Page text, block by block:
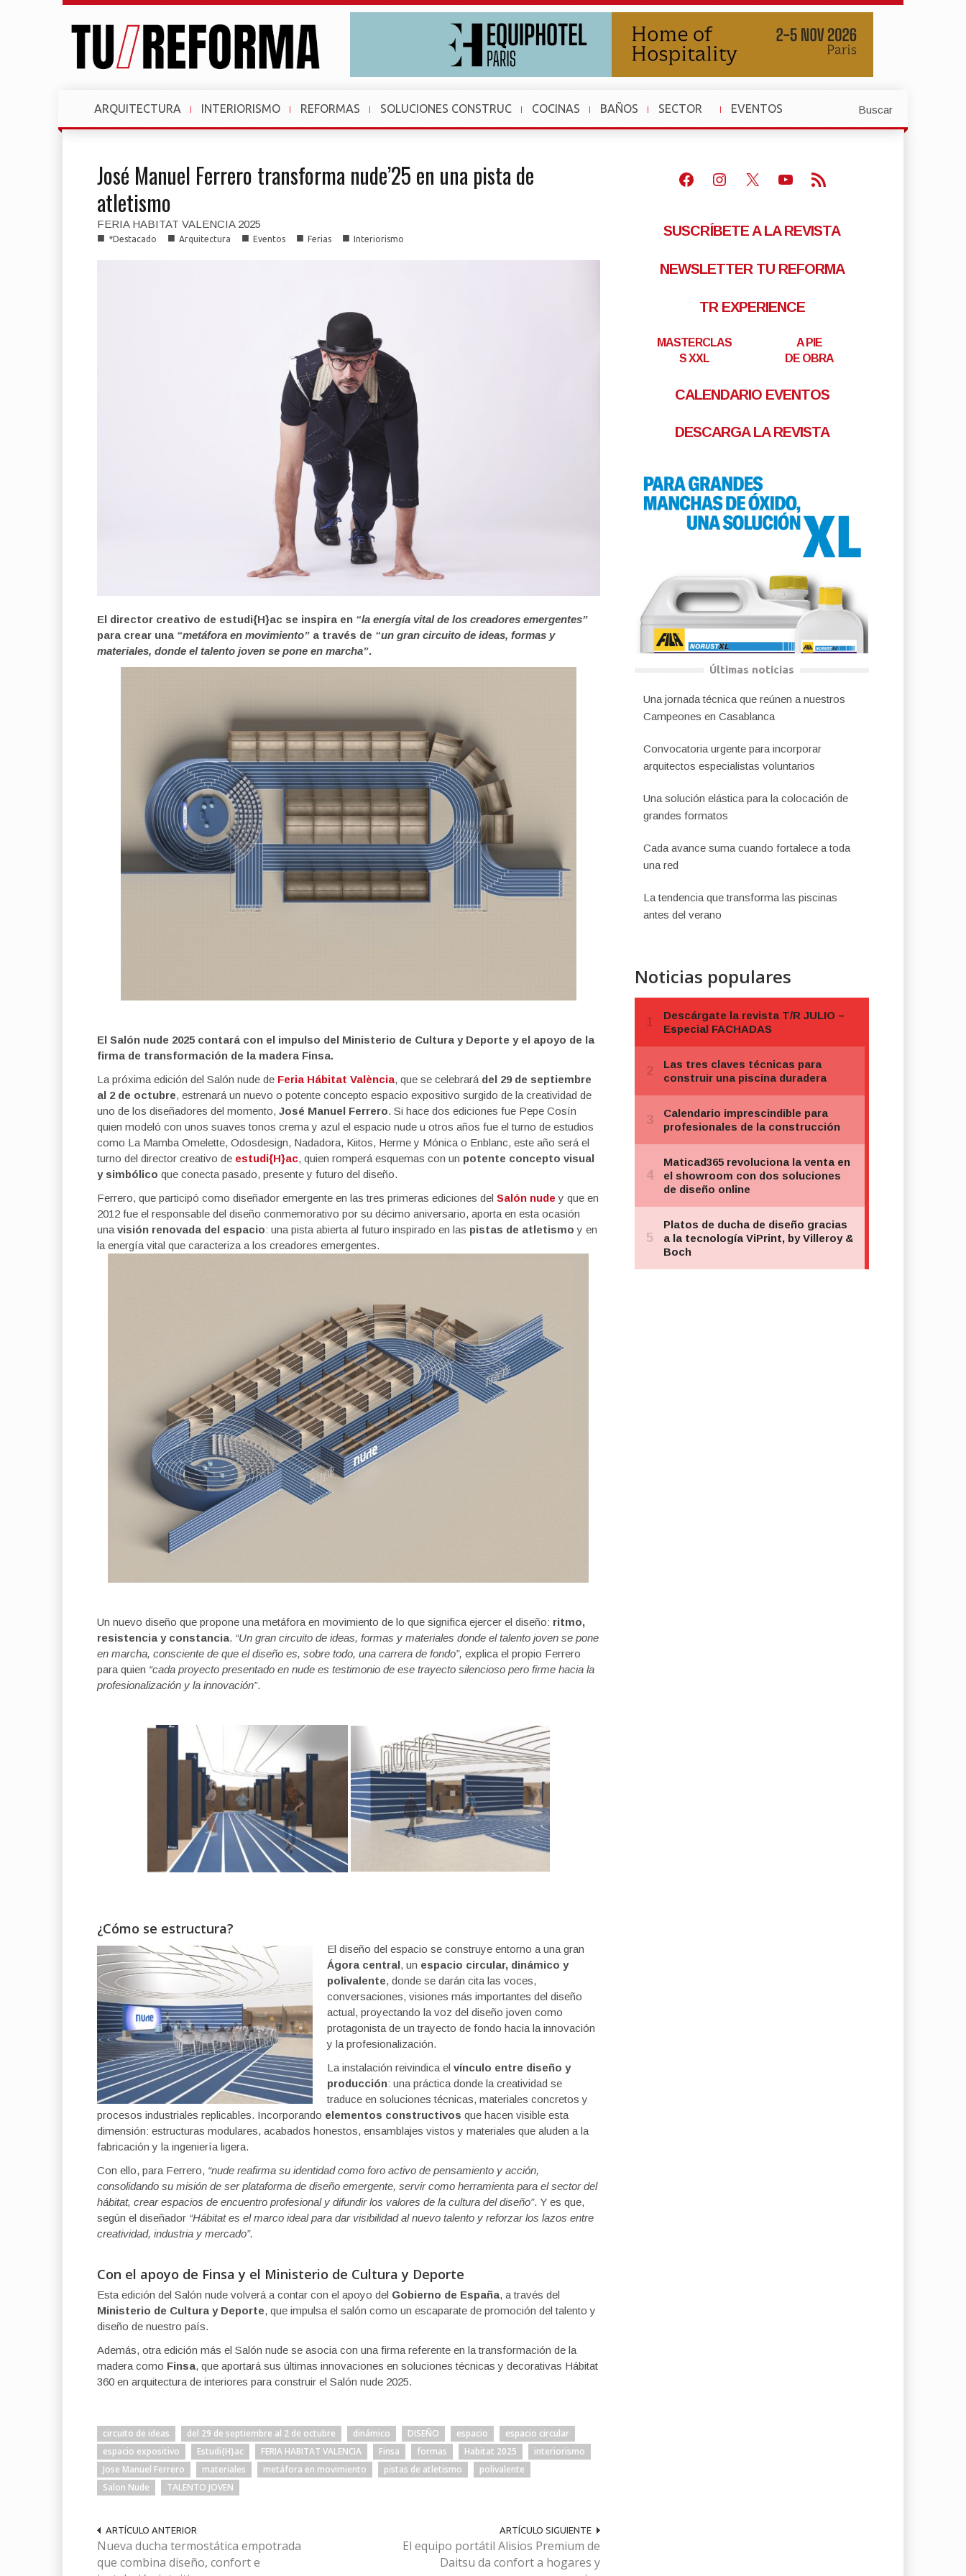
ARQUITECTURA INTERIORISMO REFORMAS SOLUCIONES CONSTRUC COCINAS BAÑOS
SECTOR
»
EVENTOS
»
Buscar
José Manuel Ferrero transforma nude’25 en una pista de
atletismo
FERIA HABITAT VALENCIA 2025
■ *Destacado ■ Arquitectura ■ Eventos ■ Ferias ■ Interiorismo
El director creativo de estudi{H}ac se inspira en “la energía vital de los creadores emergentes”
para crear una “metáfora en movimiento” a través de “un gran circuito de ideas, formas y
materiales, donde el talento joven se pone en marcha”.
El Salón nude 2025 contará con el impulso del Ministerio de Cultura y Deporte y el apoyo de la
firma de transformación de la madera Finsa.
La próxima edición del Salón nude de Feria Hábitat València, que se celebrará del 29 de septiembre
al 2 de octubre, estrenará un nuevo o potente concepto espacio expositivo surgido de la creatividad de
uno de los diseñadores del momento, José Manuel Ferrero. Si hace dos ediciones fue Pepe Cosín
quien modeló con unos suaves tonos crema y azul el espacio nude u otros años fue el turno de estudios
como La Mamba Omelette, Odosdesign, Nadadora, Kiitos, Herme y Mónica o Enblanc, este año será el
turno del director creativo de estudi{H}ac, quien romperá esquemas con un potente concepto visual
y simbólico que conecta pasado, presente y futuro del diseño.
Ferrero, que participó como diseñador emergente en las tres primeras ediciones del Salón nude y que en
2012 fue el responsable del diseño conmemorativo por su décimo aniversario, aporta en esta ocasión
una visión renovada del espacio: una pista abierta al futuro inspirado en las pistas de atletismo y en
la energía vital que caracteriza a los creadores emergentes.
Un nuevo diseño que propone una metáfora en movimiento de lo que significa ejercer el diseño: ritmo,
resistencia y constancia. “Un gran circuito de ideas, formas y materiales donde el talento joven se pone
en marcha, consciente de que el diseño es, sobre todo, una carrera de fondo”, explica el propio Ferrero
para quien “cada proyecto presentado en nude es testimonio de ese trayecto silencioso pero firme hacia la
profesionalización y la innovación”.
¿Cómo se estructura?
El diseño del espacio se construye entorno a una gran
Ágora central, un espacio circular, dinámico y
polivalente, donde se darán cita las voces,
conversaciones, visiones más importantes del diseño
actual, proyectando la voz del diseño joven como
protagonista de un trayecto de fondo hacia la innovación
y la profesionalización.
La instalación reivindica el vínculo entre diseño y
producción: una práctica donde la creatividad se
traduce en soluciones técnicas, materiales concretos y
procesos industriales replicables. Incorporando elementos constructivos que hacen visible esta
dimensión: estructuras modulares, acabados honestos, ensamblajes vistos y materiales que aluden a la
fabricación y la ingeniería ligera.
Con ello, para Ferrero, “nude reafirma su identidad como foro activo de pensamiento y acción,
consolidando su misión de ser plataforma de diseño emergente, servir como herramienta para el sector del
hábitat, crear espacios de encuentro profesional y difundir los valores de la cultura del diseño”. Y es que,
según el diseñador “Hábitat es el marco ideal para dar visibilidad al nuevo talento y reforzar los lazos entre
creatividad, industria y mercado”.
Con el apoyo de Finsa y el Ministerio de Cultura y Deporte
Esta edición del Salón nude volverá a contar con el apoyo del Gobierno de España, a través del
Ministerio de Cultura y Deporte, que impulsa el salón como un escaparate de promoción del talento y
diseño de nuestro país.
Además, otra edición más el Salón nude se asocia con una firma referente en la transformación de la
madera como Finsa, que aportará sus últimas innovaciones en soluciones técnicas y decorativas Hábitat
360 en arquitectura de interiores para construir el Salón nude 2025.
circuito de ideas del 29 de septiembre al 2 de octubre dinámico DISEÑO espacio
espacio circular
espacio expositivo
Estudi{H}ac FERIA HABITAT VALENCIA Finsa formas Habitat 2025
interiorismo
Jose Manuel Ferrero
materiales metáfora en movimiento pistas de atletismo
polivalente
Salon Nude
TALENTO JOVEN
ARTÍCULO ANTERIOR
Nueva ducha termostática empotrada
que combina diseño, confort e
ARTÍCULO SIGUIENTE
El equipo portátil Alisios Premium de
Daitsu da confort a hogares y
Facebook
Instagram
X Youtube
Feed RSS
SUSCRÍBETE A LA REVISTA
NEWSLETTER TU REFORMA
TR EXPERIENCE
MASTERCLAS
S XXL
A PIE
DE OBRA
CALENDARIO EVENTOS
DESCARGA LA REVISTA
Últimas noticias
Una jornada técnica que reúnen a nuestros
Campeones en Casablanca
Convocatoria urgente para incorporar
arquitectos especialistas voluntarios
Una solución elástica para la colocación de
grandes formatos
Cada avance suma cuando fortalece a toda
una red
La tendencia que transforma las piscinas
antes del verano
Noticias populares